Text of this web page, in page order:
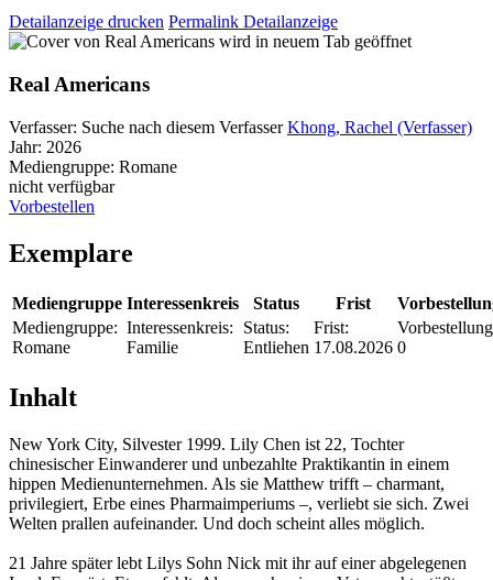
Detailanzeige drucken Permalink Detailanzeige
wird in neuem Tab geöffnet
Real Americans
Verfasser: Suche nach diesem Verfasser Khong, Rachel (Verfasser)
Jahr: 2026
Mediengruppe: Romane
nicht verfügbar
Vorbestellen
Exemplare
Mediengruppe Interessenkreis Status Frist
Mediengruppe:
Romane
Interessenkreis:
Familie
Status:
Entliehen
Frist:
17.08.2026 0
Inhalt
New York City, Silvester 1999. Lily Chen ist 22, Tochter
chinesischer Einwanderer und unbezahlte Praktikantin in einem
hippen Medienunternehmen. Als sie Matthew trifft – charmant,
privilegiert, Erbe eines Pharmaimperiums –, verliebt sie sich. Zwei
Welten prallen aufeinander. Und doch scheint alles möglich.
21 Jahre später lebt Lilys Sohn Nick mit ihr auf einer abgelegenen